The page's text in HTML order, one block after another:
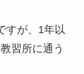
すが、1年以
習所に通う